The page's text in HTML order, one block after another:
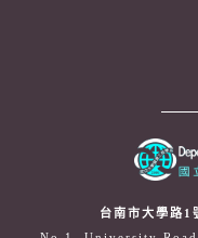
台南市大學路1